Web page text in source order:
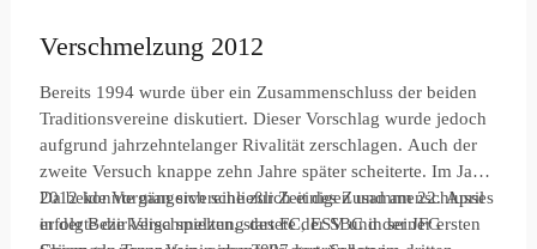
Verschmelzung 2012
Bereits 1994 wurde über ein Zusammenschluss der beiden
Traditionsvereine diskutiert. Dieser Vorschlag wurde jedoch
aufgrund jahrzehntelanger Rivalität zerschlagen. Auch der
zweite Versuch knappe zehn Jahre später scheiterte. Im Jahre
2012 konnte man sich schließlich einigen und am 22. April
erfolgte die Verschmelzung des FC, ESV und der JFG
Da beide Vorgängervereine zur Zeit des Zusammenschlusses
in der Bezirksliga spielten, startete der SBC in seiner ersten